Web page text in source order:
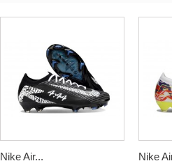
Nike Air... Nike